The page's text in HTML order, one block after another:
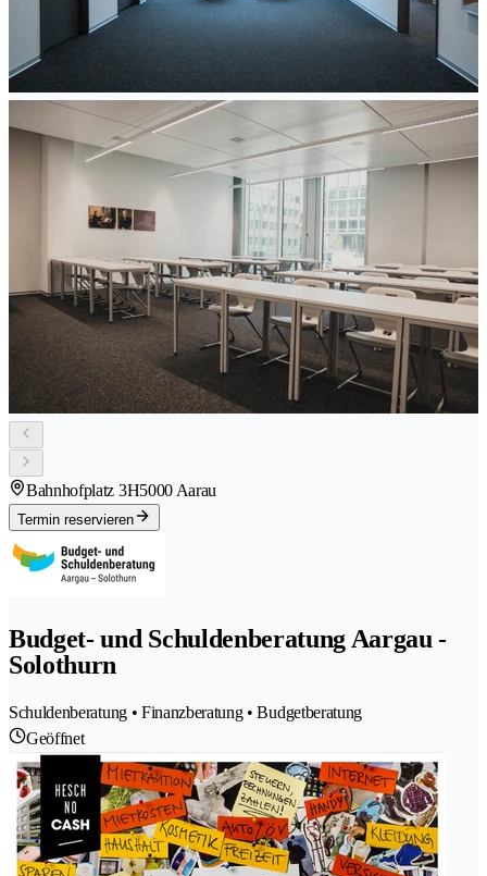
Bahnhofplatz 3H5000 Aarau
Termin reservieren
Budget- und Schuldenberatung Aargau -
Solothurn
Schuldenberatung • Finanzberatung • Budgetberatung
Geöffnet